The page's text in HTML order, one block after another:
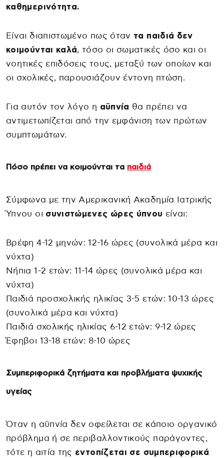
καθημερινότητα.
Είναι διαπιστωμένο πως όταν τα παιδιά δεν
κοιμούνται καλά, τόσο οι σωματικές όσο και οι
νοητικές επιδόσεις τους, μεταξύ των οποίων και
οι σχολικές, παρουσιάζουν έντονη πτώση.
Για αυτόν τον λόγο η αϋπνία θα πρέπει να
αντιμετωπίζεται από την εμφάνιση των πρώτων
συμπτωμάτων.
Πόσο πρέπει να κοιμούνται τα παιδιά
Σύμφωνα με την Αμερικανική Ακαδημία Ιατρικής
Ύπνου οι συνιστώμενες ώρες ύπνου είναι:
Βρέφη 4-12 μηνών: 12-16 ώρες (συνολικά μέρα και
νύχτα)
Νήπια 1-2 ετών: 11-14 ώρες (συνολικά μέρα και
νύχτα)
Παιδιά προσχολικής ηλικίας 3-5 ετών: 10-13 ώρες
(συνολικά μέρα και νύχτα)
Παιδιά σχολικής ηλικίας 6-12 ετών: 9-12 ώρες
Έφηβοι 13-18 ετών: 8-10 ώρες
Συμπεριφορικά ζητήματα και προβλήματα ψυχικής
υγείας
Όταν η αϋπνία δεν οφείλεται σε κάποιο οργανικό
πρόβλημα ή σε περιβαλλοντικούς παράγοντες,
τότε η αιτία της εντοπίζεται σε συμπεριφορικά